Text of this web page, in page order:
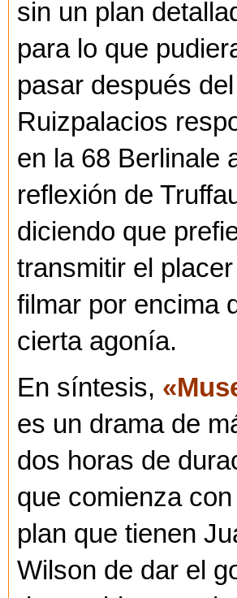
sin un plan
para lo que
pasar después
Ruizpalacios
en la 68 Berlinale
reflexión de
diciendo que
transmitir el
filmar por encima
cierta agonía.
En síntesis,
es un drama de
dos horas de
que comienza con
plan que tienen
Wilson de dar el